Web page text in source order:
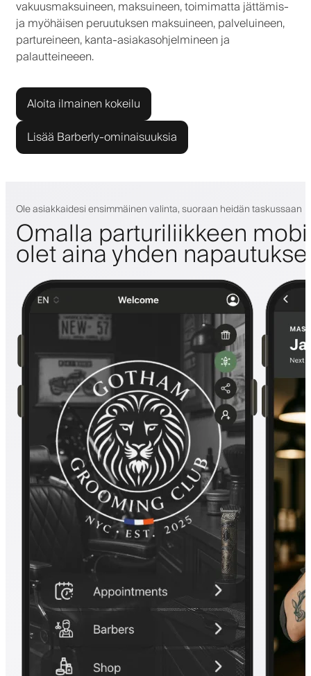
vakuusmaksuineen, maksuineen, toimimatta jättämis-
ja myöhäisen peruutuksen maksuineen, palveluineen,
partureineen, kanta-asiakasohjelmineen ja
palautteineeen.
Aloita ilmainen kokeilu
Lisää Barberly-ominaisuuksia
Ole asiakkaidesi ensimmäinen valinta, suoraan heidän taskussaan
Omalla parturiliikkeen
olet aina yhden